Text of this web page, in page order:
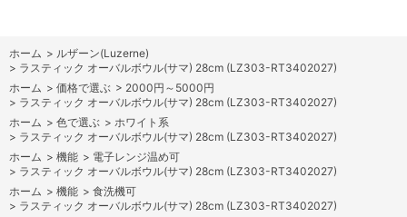
ホーム > ルザーン(Luzerne)
> ラスティック オーバルボウル(サマ) 28cm (LZ303-RT3402027)
ホーム > 価格で選ぶ > 2000円～5000円
> ラスティック オーバルボウル(サマ) 28cm (LZ303-RT3402027)
ホーム > 色で選ぶ > ホワイト系
> ラスティック オーバルボウル(サマ) 28cm (LZ303-RT3402027)
ホーム > 機能 > 電子レンジ温め可
> ラスティック オーバルボウル(サマ) 28cm (LZ303-RT3402027)
ホーム > 機能 > 食洗機可
> ラスティック オーバルボウル(サマ) 28cm (LZ303-RT3402027)